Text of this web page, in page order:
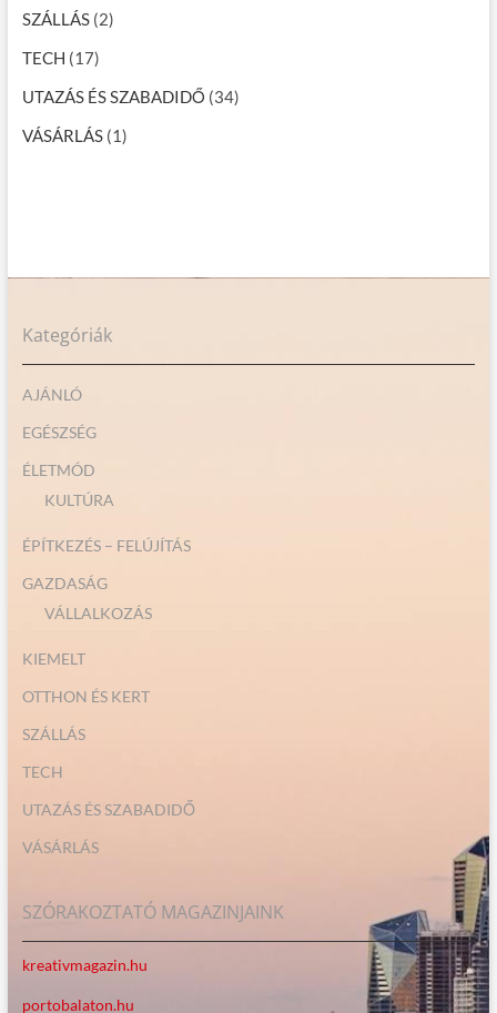
SZÁLLÁS(2)
TECH (17)
UTAZÁS ÉS SZABADIDŐ (34)
VÁSÁRLÁS(1)
Kategóriák
AJÁNLÓ
EGÉSZSÉG
ÉLETMÓD
KULTÚRA
ÉPÍTKEZÉS – FELÚJÍTÁS
GAZDASÁG
VÁLLALKOZÁS
KIEMELT
OTTHON ÉS KERT
SZÁLLÁS
TECH
UTAZÁS ÉS SZABADIDŐ
VÁSÁRLÁS
SZÓRAKOZTATÓ MAGAZINJAINK
kreativmagazin.hu
portobalaton.hu